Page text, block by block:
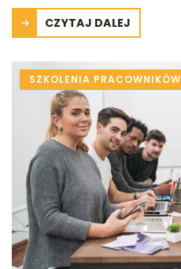
CZYTAJ DALEJ
SZKOLENIA PRACOWNIKÓW